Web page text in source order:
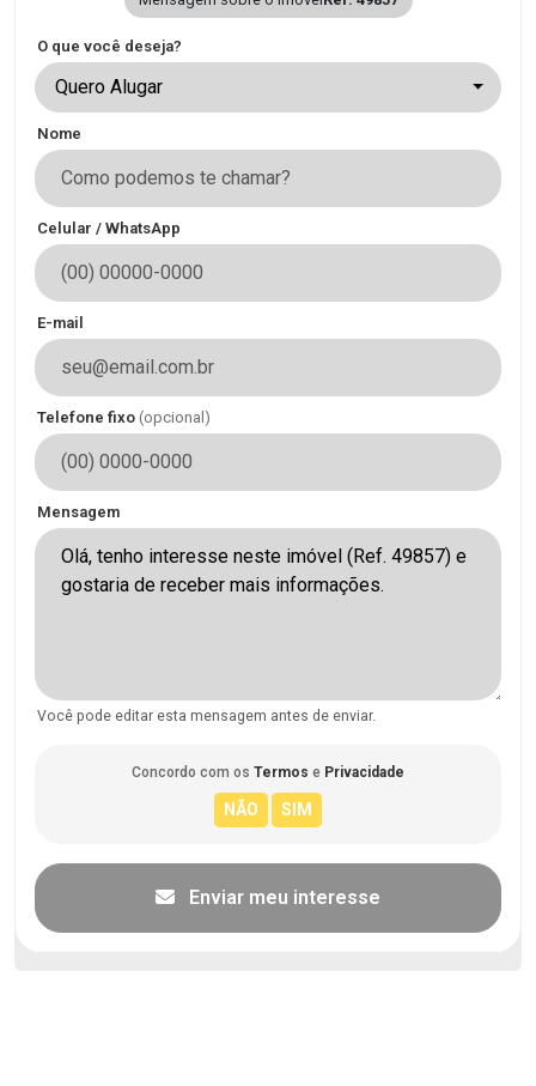
O que você deseja?
Quero Alugar
Nome
Celular / WhatsApp
E-mail
Telefone fixo (opcional)
Mensagem
Você pode editar esta mensagem antes de enviar.
Concordo com os Termos e Privacidade
Enviar meu interesse